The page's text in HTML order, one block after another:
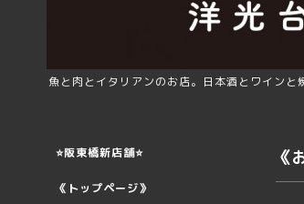
魚と肉とイタリアンのお店。日本酒とワインと
《
⭐️阪東橋新店舗⭐️
《トップページ》